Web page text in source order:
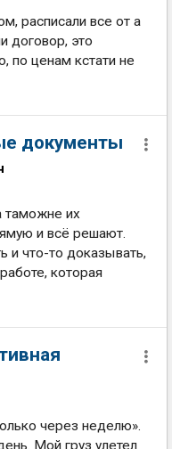
расписали все от а
договор, это
по ценам кстати не
документы
таможне их
и всё решают.
и что-то доказывать,
которая
через неделю».
Мой груз улетел